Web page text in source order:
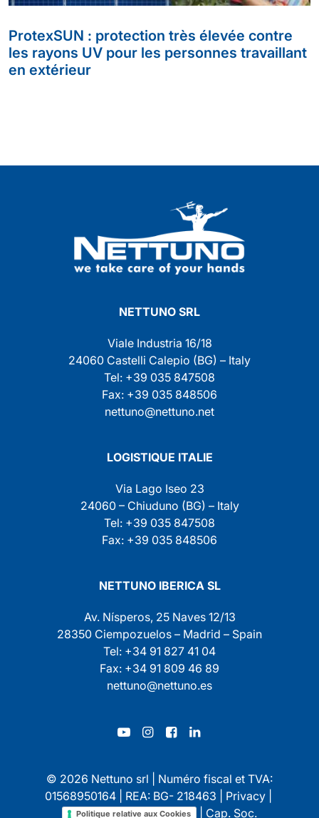
ProtexSUN : protection très élevée contre
les rayons UV pour les personnes travaillant
en extérieur
NETTUNO SRL
Viale Industria 16/18
24060 Castelli Calepio (BG) – Italy
Tel: +39 035 847508
Fax: +39 035 848506
nettuno@nettuno.net
LOGISTIQUE ITALIE
Via Lago Iseo 23
24060 – Chiuduno (BG) – Italy
Tel: +39 035 847508
Fax: +39 035 848506
NETTUNO IBERICA SL
Av. Nísperos, 25 Naves 12/13
28350 Ciempozuelos – Madrid – Spain
Tel: +34 91 827 41 04
Fax: +34 91 809 46 89
nettuno@nettuno.es
© 2026 Nettuno srl | Numéro fiscal et TVA:
01568950164 | REA: BG- 218463 | Privacy|
Politique relative aux Cookies | Cap. Soc.